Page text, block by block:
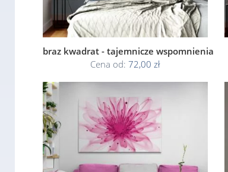
Obraz kwadrat - tajemnicze wspomnienia
Cena od: 72,00 zł